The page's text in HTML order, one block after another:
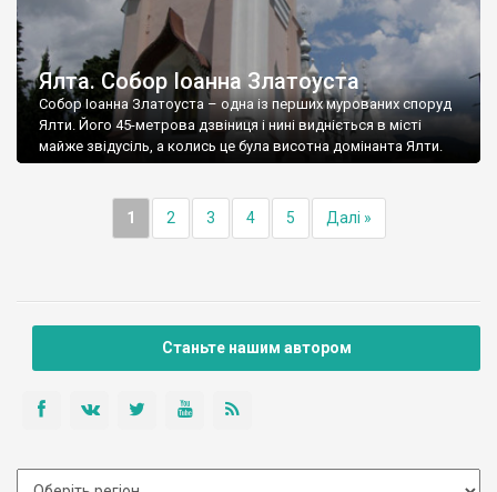
Ялта. Собор Іоанна Златоуста
Собор Іоанна Златоуста – одна із перших мурованих споруд
Ялти. Його 45-метрова дзвіниця і нині видніється в місті
майже звідусіль, а колись це була висотна домінанта Ялти.
1 2 3 4 5 Далі »
Станьте нашим автором